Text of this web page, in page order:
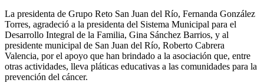
La presidenta de Grupo Reto San Juan del Río, Fernanda González
Torres, agradeció a la presidenta del Sistema Municipal para el
Desarrollo Integral de la Familia, Gina Sánchez Barrios, y al
presidente municipal de San Juan del Río, Roberto Cabrera
Valencia, por el apoyo que han brindado a la asociación que, entre
otras actividades, lleva pláticas educativas a las comunidades para la
prevención del cáncer.